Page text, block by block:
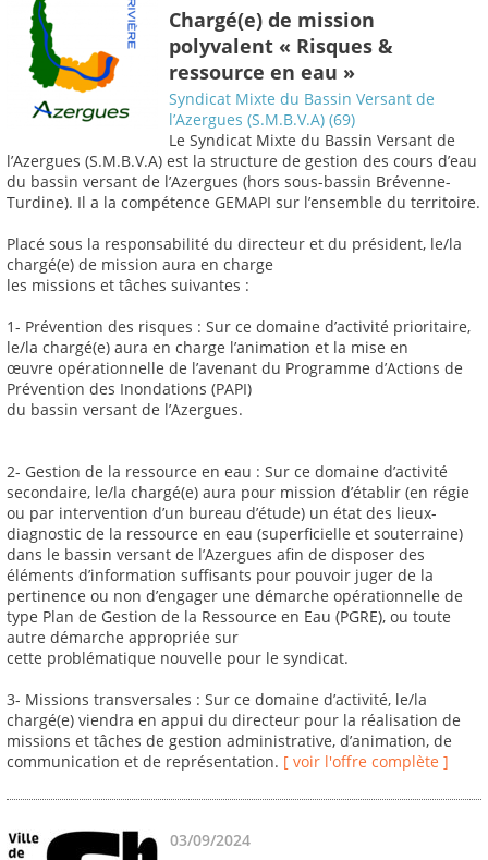
Chargé(e) de mission
polyvalent « Risques &
ressource en eau »
Syndicat Mixte du Bassin Versant de
l’Azergues (S.M.B.V.A) (69)
Le Syndicat Mixte du Bassin Versant de
l’Azergues (S.M.B.V.A) est la structure de gestion des cours d’eau
du bassin versant de l’Azergues (hors sous-bassin Brévenne-
Turdine). Il a la compétence GEMAPI sur l’ensemble du territoire.
Placé sous la responsabilité du directeur et du président, le/la
chargé(e) de mission aura en charge
les missions et tâches suivantes :
1- Prévention des risques : Sur ce domaine d’activité prioritaire,
le/la chargé(e) aura en charge l’animation et la mise en
œuvre opérationnelle de l’avenant du Programme d’Actions de
Prévention des Inondations (PAPI)
du bassin versant de l’Azergues.
2- Gestion de la ressource en eau : Sur ce domaine d’activité
secondaire, le/la chargé(e) aura pour mission d’établir (en régie
ou par intervention d’un bureau d’étude) un état des lieux-
diagnostic de la ressource en eau (superficielle et souterraine)
dans le bassin versant de l’Azergues afin de disposer des
éléments d’information suffisants pour pouvoir juger de la
pertinence ou non d’engager une démarche opérationnelle de
type Plan de Gestion de la Ressource en Eau (PGRE), ou toute
autre démarche appropriée sur
cette problématique nouvelle pour le syndicat.
3- Missions transversales : Sur ce domaine d’activité, le/la
chargé(e) viendra en appui du directeur pour la réalisation de
missions et tâches de gestion administrative, d’animation, de
communication et de représentation. [ voir l'offre complète ]
03/09/2024